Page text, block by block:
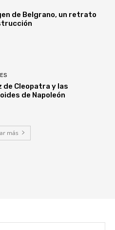
de Belgrano, un retrato
de Cleopatra y las
de Napoleón
más